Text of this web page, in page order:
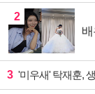
2
3 '미우새' 탁재훈,